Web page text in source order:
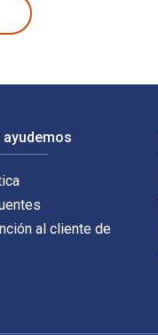
ayudemos
al cliente de